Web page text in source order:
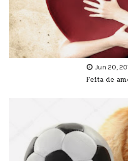
Jun 20,
Feita de